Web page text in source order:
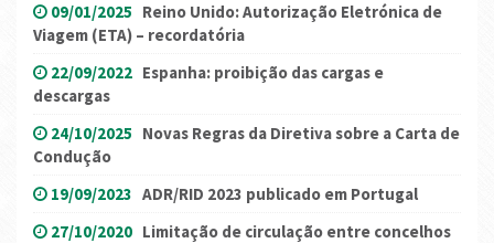
09/01/2025 Reino Unido: Autorização Eletrónica de
Viagem (ETA) – recordatória
22/09/2022 Espanha: proibição das cargas e
descargas
24/10/2025 Novas Regras da Diretiva sobre a Carta de
Condução
19/09/2023 ADR/RID 2023 publicado em Portugal
27/10/2020 Limitação de circulação entre concelhos